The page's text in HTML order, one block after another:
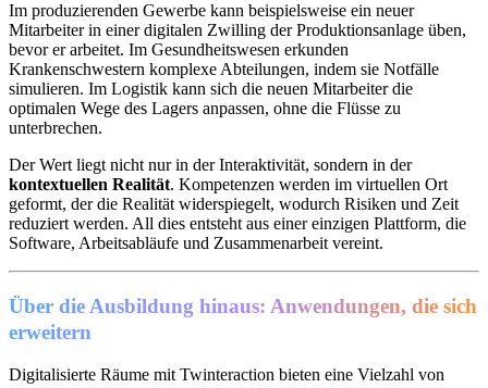
Im produzierenden Gewerbe kann beispielsweise ein neuer
Mitarbeiter in einer digitalen Zwilling der Produktionsanlage üben,
bevor er arbeitet. Im Gesundheitswesen erkunden
Krankenschwestern komplexe Abteilungen, indem sie Notfälle
simulieren. Im Logistik kann sich die neuen Mitarbeiter die
optimalen Wege des Lagers anpassen, ohne die Flüsse zu
unterbrechen.
Der Wert liegt nicht nur in der Interaktivität, sondern in der
kontextuellen Realität. Kompetenzen werden im virtuellen Ort
geformt, der die Realität widerspiegelt, wodurch Risiken und Zeit
reduziert werden. All dies entsteht aus einer einzigen Plattform, die
Software, Arbeitsabläufe und Zusammenarbeit vereint.
Über die Ausbildung hinaus: Anwendungen, die sich
erweitern
Digitalisierte Räume mit Twinteraction bieten eine Vielzahl von